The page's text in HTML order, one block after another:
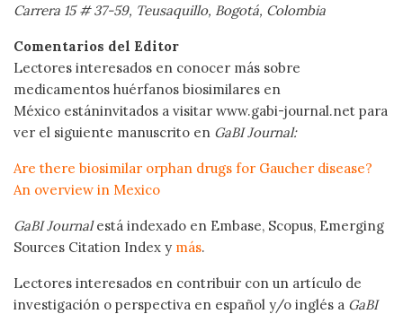
Carrera 15 # 37-59, Teusaquillo, Bogotá, Colombia
Comentarios del Editor
Lectores interesados en conocer más sobre
medicamentos huérfanos biosimilares en
México estáninvitados a visitar www.gabi-journal.net para
ver el siguiente manuscrito en GaBI Journal:
Are there biosimilar orphan drugs for Gaucher disease?
An overview in Mexico
GaBI Journalestá indexado en Embase, Scopus, Emerging
Sources Citation Index y más.
Lectores interesados en contribuir con un artículo de
investigación o perspectiva en español y/o inglés a GaBI